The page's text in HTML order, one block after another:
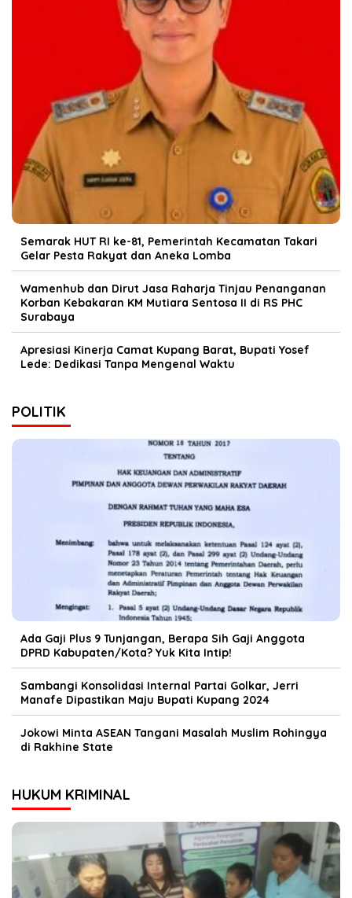
Semarak HUT RI ke-81, Pemerintah Kecamatan Takari
Gelar Pesta Rakyat dan Aneka Lomba
Wamenhub dan Dirut Jasa Raharja Tinjau Penanganan
Korban Kebakaran KM Mutiara Sentosa II di RS PHC
Surabaya
Apresiasi Kinerja Camat Kupang Barat, Bupati Yosef
Lede: Dedikasi Tanpa Mengenal Waktu
POLITIK
Ada Gaji Plus 9 Tunjangan, Berapa Sih Gaji Anggota
DPRD Kabupaten/Kota? Yuk Kita Intip!
Sambangi Konsolidasi Internal Partai Golkar, Jerri
Manafe Dipastikan Maju Bupati Kupang 2024
Jokowi Minta ASEAN Tangani Masalah Muslim Rohingya
di Rakhine State
HUKUM KRIMINAL